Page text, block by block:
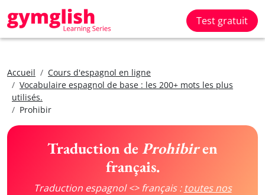
Test gratuit
Accueil
Cours d'espagnol en ligne
Vocabulaire espagnol de base : les 200+ mots les plus
utilisés.
Prohibir
Traduction deProhibiren
français.
Traduction espagnol <> français : toutes nos